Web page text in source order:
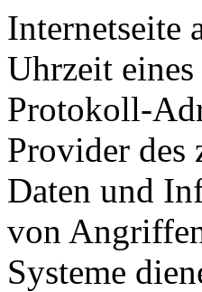
Internetseite
Uhrzeit
Protokoll-
Provider des
Daten und
von
Systeme